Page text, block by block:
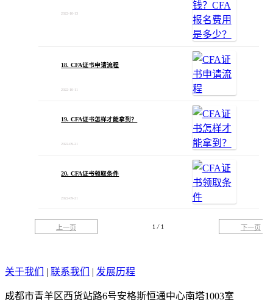
2022-10-13
18. CFA证书申请流程
2022-10-11
19. CFA证书怎样才能拿到？
2022-09-21
20. CFA证书领取条件
2022-09-21
上一页 1/1 下一页
关于我们 | 联系我们 | 发展历程
成都市青羊区西货站路6号安格斯恒通中心南塔1003室